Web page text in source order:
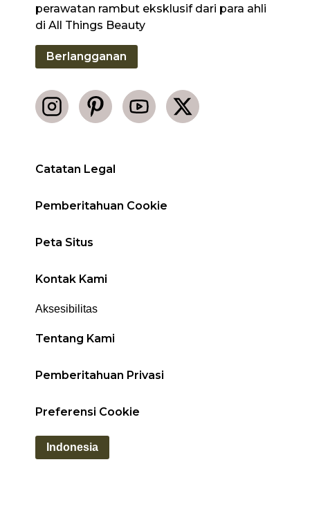
Catatan Legal
Pemberitahuan Cookie
Peta Situs
Kontak Kami
Aksesibilitas
Tentang Kami
Pemberitahuan Privasi
Preferensi Cookie
perawatan rambut eksklusif dari para ahli
di All Things Beauty
Berlangganan
Indonesia